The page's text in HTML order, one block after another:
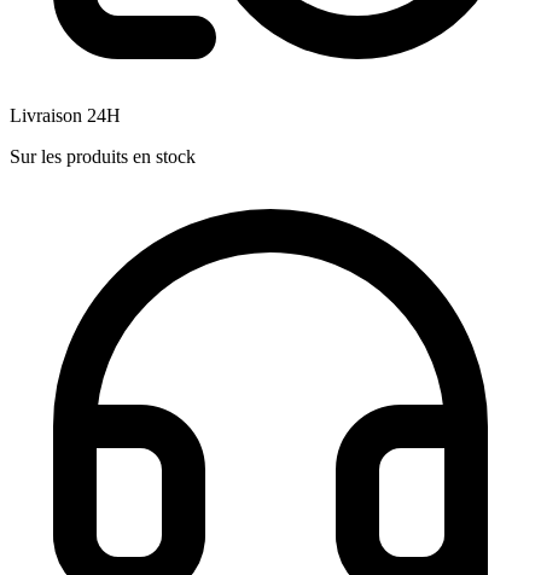
Livraison 24H
Sur les produits en stock